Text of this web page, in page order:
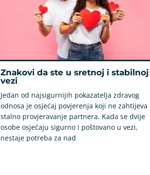
Znakovi da ste u sretnoj i stabilnoj
vezi
Jedan od najsigurnijih pokazatelja zdravog
odnosa je osjećaj povjerenja koji ne zahtijeva
stalno provjeravanje partnera. Kada se dvije
osobe osjećaju sigurno i poštovano u vezi,
nestaje potreba za nad